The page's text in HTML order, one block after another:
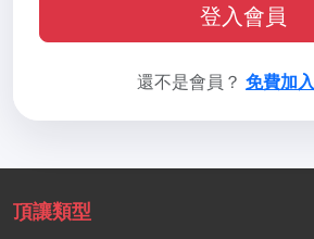
登入會員
還不是會員？ 免費加
頂讓類型